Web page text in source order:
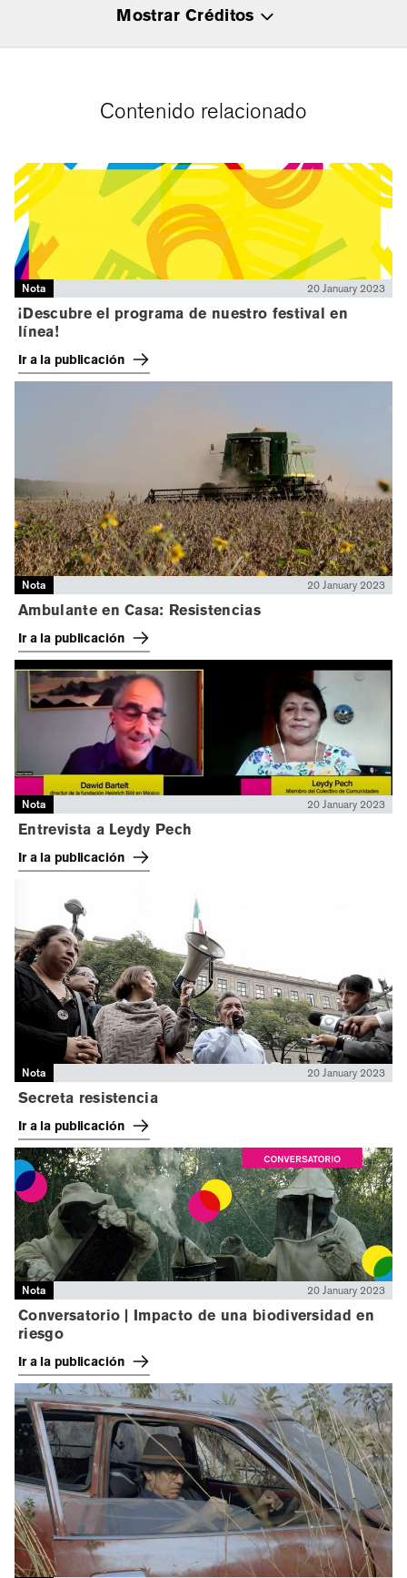
Mostrar Créditos
Contenido relacionado
Nota 20 January 2023
¡Descubre el programa de nuestro festival en
línea!
Ir a la publicación
Nota 20 January 2023
Ambulante en Casa: Resistencias
Ir a la publicación
Nota 20 January 2023
Entrevista a Leydy Pech
Ir a la publicación
Nota 20 January 2023
Secreta resistencia
Ir a la publicación
Nota 20 January 2023
Conversatorio | Impacto de una biodiversidad en
riesgo
Ir a la publicación